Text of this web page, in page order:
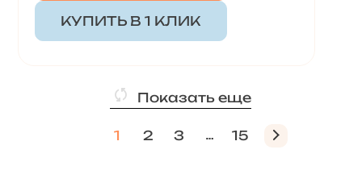
КУПИТЬ В 1 КЛИК
Показать еще
1 2 3 15